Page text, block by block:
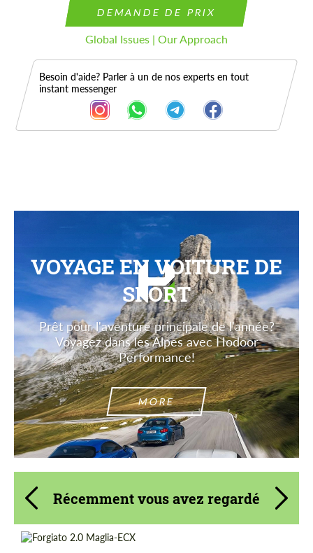
DEMANDE DE PRIX
Global Issues | Our Approach
Besoin d'aide? Parler à un de nos experts en tout
instant messenger
VOYAGE EN VOITURE DE
SPORT
Prêt pour l'aventure principale de l'année?
Voyagez dans les Alpes avec Hodoor
Performance!
MORE
Récemment vous avez regardé